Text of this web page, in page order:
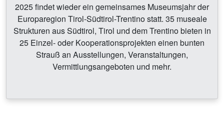
2025 findet wieder ein gemeinsames Museumsjahr der
Europaregion Tirol-Südtirol-Trentino statt. 35 museale
Strukturen aus Südtirol, Tirol und dem Trentino bieten in
25 Einzel- oder Kooperationsprojekten einen bunten
Strauß an Ausstellungen, Veranstaltungen,
Vermittlungsangeboten und mehr.